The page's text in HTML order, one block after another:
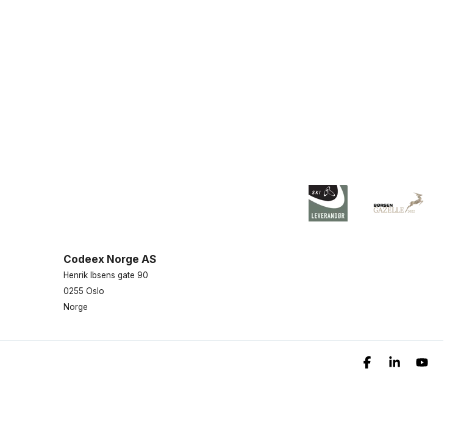
Codeex Norge AS
Henrik Ibsens gate 90
0255 Oslo
Norge
FacebookLinkedin